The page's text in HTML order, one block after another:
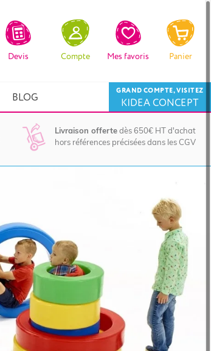
Devis Compte Mes favoris Panier
BLOG KIDEA CONCEPT
GRAND COMPTE, VISITEZ
Livraison offerte dès 650€ HT d'achat
hors références précisées dans les CGV